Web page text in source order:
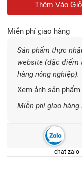
Miễn phí giao hàng
Sản phẩm thực
website (đặc điểm
hàng nông nghiệp).
Xem ảnh sản
Miễn phí giao hàng
chat zalo